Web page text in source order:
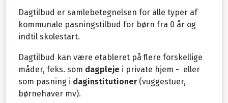
Dagtilbud er samlebetegnelsen for alle typer af
kommunale pasningstilbud for børn fra 0 år og
indtil skolestart.
Dagtilbud kan være etableret på flere forskellige
måder, feks. som dagpleje i private hjem - eller
som pasning i daginstitutioner(vuggestuer,
børnehaver mv).